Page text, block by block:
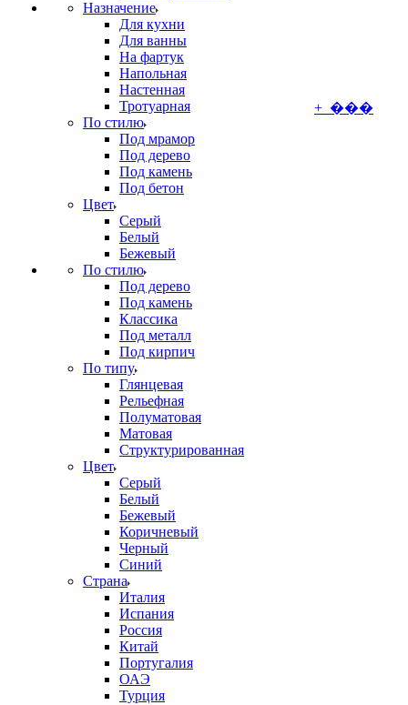
Назначение
Для кухни
Для ванны
На фартук
Напольная
Настенная
Тротуарная
По стилю
Под мрамор
Под дерево
Под камень
Под бетон
Цвет
Серый
Белый
Бежевый
По стилю
Под дерево
Под камень
Классика
Под металл
Под кирпич
По типу
Глянцевая
Рельефная
Полуматовая
Матовая
Структурированная
Цвет
Серый
Белый
Бежевый
Коричневый
Черный
Синий
Страна
Италия
Испания
Россия
Китай
Португалия
ОАЭ
Турция
+ ���